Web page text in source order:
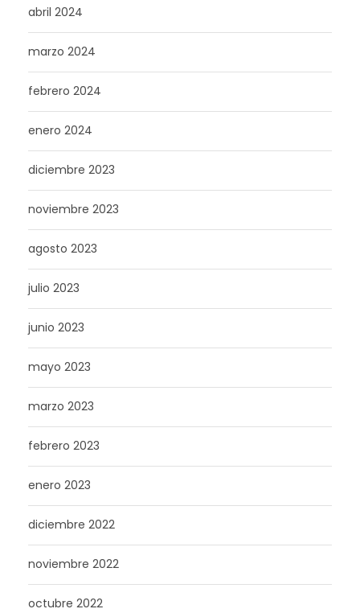
abril 2024
marzo 2024
febrero 2024
enero 2024
diciembre 2023
noviembre 2023
agosto 2023
julio 2023
junio 2023
mayo 2023
marzo 2023
febrero 2023
enero 2023
diciembre 2022
noviembre 2022
octubre 2022